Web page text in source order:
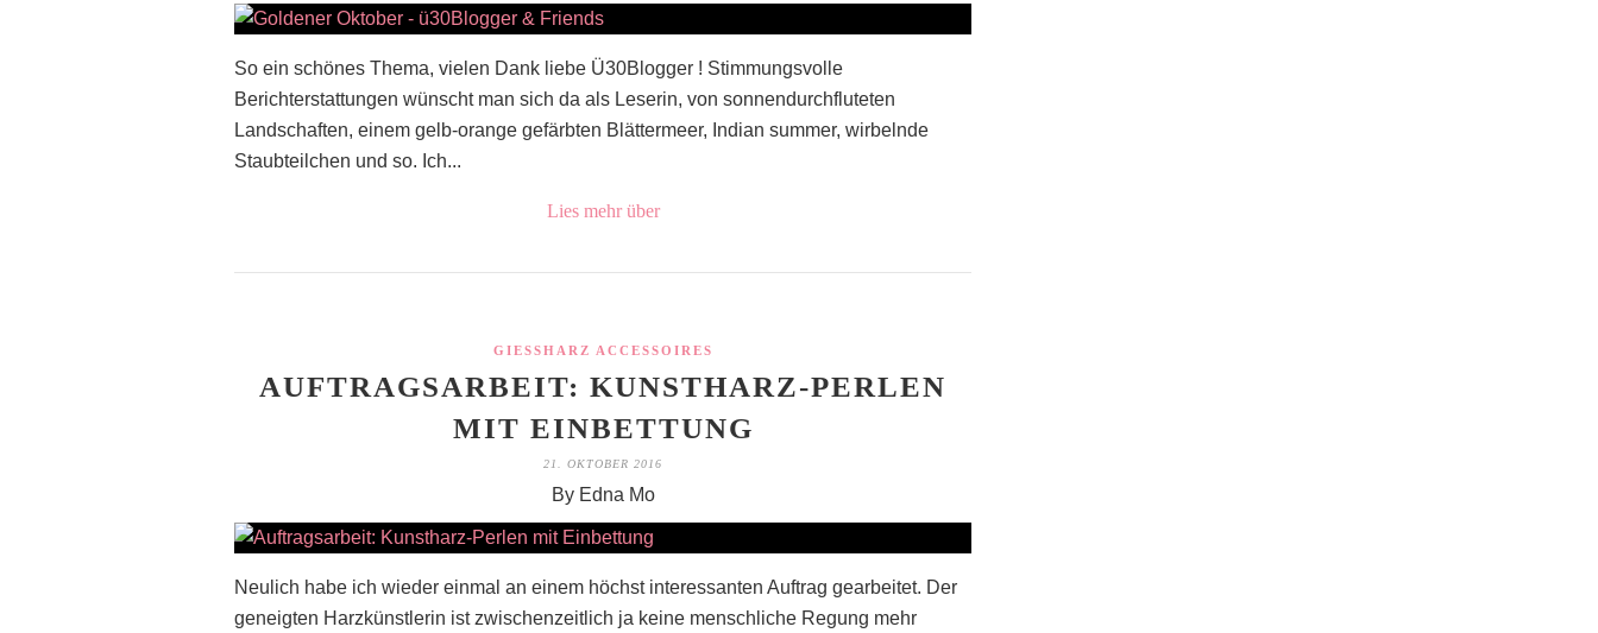
So ein schönes Thema, vielen Dank liebe Ü30Blogger ! Stimmungsvolle
Berichterstattungen wünscht man sich da als Leserin, von sonnendurchfluteten
Landschaften, einem gelb-orange gefärbten Blättermeer, Indian summer, wirbelnde
Staubteilchen und so. Ich...
Lies mehr über
GIESSHARZ ACCESSOIRES
AUFTRAGSARBEIT: KUNSTHARZ-PERLEN
MIT EINBETTUNG
21. OKTOBER 2016
By Edna Mo
Neulich habe ich wieder einmal an einem höchst interessanten Auftrag gearbeitet. Der
geneigten Harzkünstlerin ist zwischenzeitlich ja keine menschliche Regung mehr